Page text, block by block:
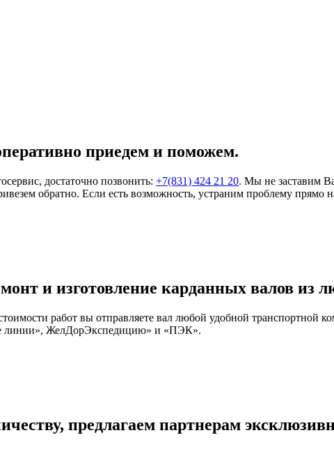
приедем и поможем.
достаточно позвонить: +7(831) 424 21 20. Мы не заставим
обратно. Если есть возможность, устраним проблему прямо
и изготовление карданных валов из
работ вы отправляете вал любой удобной
линии», ЖелДорЭкспедицию» и «ПЭК».
предлагаем партнерам